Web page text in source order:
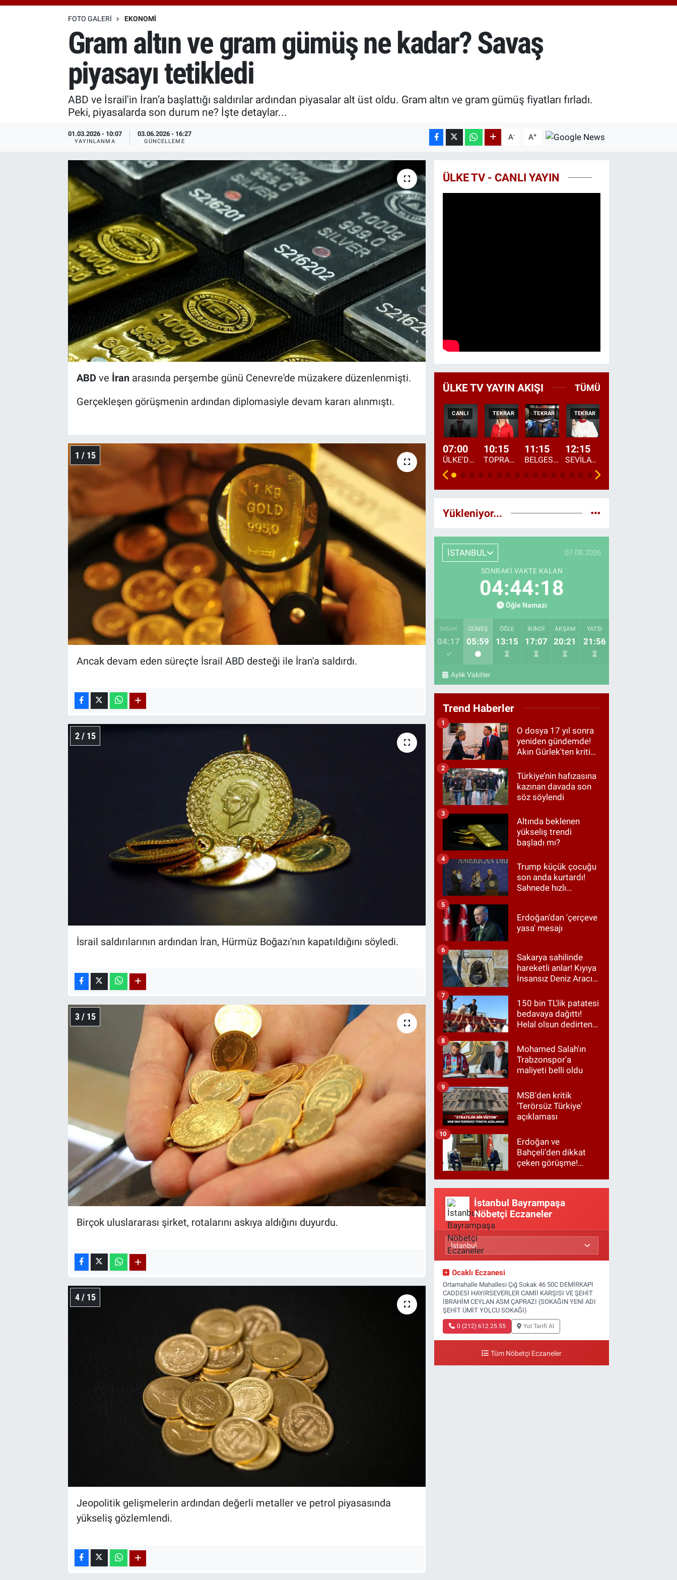
BITCOIN
64.225,61
%-0.63
FOTO GALERI EKONOMI
Gram altın ve gram gümüş ne kadar? Savaş
piyasayı tetikledi
ABD ve İsrail'in İran’a başlattığı saldırılar ardından piyasalar alt üst oldu. Gram altın ve gram gümüş fiyatları fırladı.
Peki, piyasalarda son durum ne? İşte detaylar...
01.03.2026 - 10:07
YAYINLANMA
03.06.2026 - 16:27
GÜNCELLEME A- A+
ABD ve İran arasında perşembe günü Cenevre'de müzakere düzenlenmişti.
Gerçekleşen görüşmenin ardından diplomasiyle devam kararı alınmıştı.
1 / 15
Ancak devam eden süreçte İsrail ABD desteği ile İran'a saldırdı.
2 / 15
İsrail saldırılarının ardından İran, Hürmüz Boğazı'nın kapatıldığını söyledi.
3 / 15
Birçok uluslararası şirket, rotalarını askıya aldığını duyurdu.
4 / 15
Jeopolitik gelişmelerin ardından değerli metaller ve petrol piyasasında
yükseliş gözlemlendi.
ÜLKE TV - CANLI YAYIN
ÜLKE TV YAYIN AKIŞI TÜMÜ
CANLI
07:00
ÜLKE'DE BU SABAH
TEKRAR
10:15
TOPRAKTAN SOFRAYA
TEKRAR
11:15
BELGESEL: "ÜLKE'NİN ALIN TERİ"
TEKRAR
12:15
SEVİLAY SUNGUR İLE ELİMİN BEREKETİ
Yükleniyor...
İSTANBUL 07.08.2026
SONRAKI VAKTE KALAN
04:44:16
Öğle Namazı
İMSAK
04:17
GÜNEŞ
05:59
ÖĞLE
13:15
İKINDI
17:07
AKŞAM
20:21
YATSI
21:56
Aylık Vakitler
Trend Haberler
O dosya 17 yıl sonra
yeniden gündemde!
Akın Gürlek'ten kritik
1
Türkiye’nin hafızasına
kazınan davada son
söz söylendi
2
Altında beklenen
yükseliş trendi
başladı mı?
3
Trump küçük çocuğu
son anda kurtardı!
Sahnede hızlı
4
Erdoğan'dan 'çerçeve
yasa' mesajı
5
Sakarya sahilinde
hareketli anlar! Kıyıya
İnsansız Deniz Aracı
6
150 bin TL'lik patatesi
bedavaya dağıttı!
Helal olsun dedirten
7
Mohamed Salah'ın
Trabzonspor'a
maliyeti belli oldu
8
MSB'den kritik
'Terörsüz Türkiye'
açıklaması
9
Erdoğan ve
Bahçeli'den dikkat
çeken görüşme!
10
İstanbul Bayrampaşa
Nöbetçi Eczaneler
Ocaklı Eczanesi
Ortamahalle Mahallesi Çığ Sokak 46 50C DEMİRKAPI
CADDESİ HAYIRSEVERLER CAMİİ KARŞISI VE ŞEHİT
İBRAHİM CEYLAN ASM ÇAPRAZI (SOKAĞIN YENİ ADI
ŞEHİT ÜMİT YOLCU SOKAĞI)
0 (212) 612 25 55 Yol Tarifi Al
Tüm Nöbetçi Eczaneler
Özel Haberler
Özel Haberler
Haber Arşivi